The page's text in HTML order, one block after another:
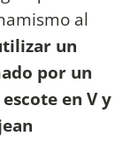
al
un
por un
en V y